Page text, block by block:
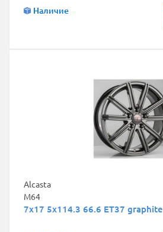
Наличие
Alcasta
M64
7x17 5x114.3 66.6 ET37 graphite